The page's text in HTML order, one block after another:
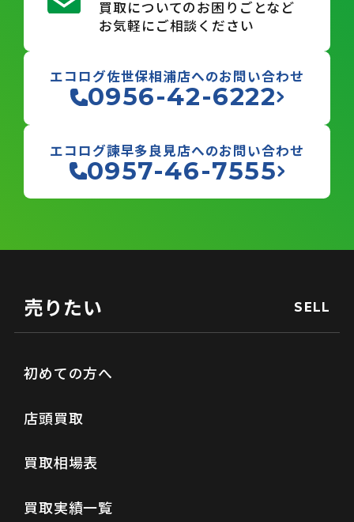
買取についてのお困りごとなど
お気軽にご相談ください
エコログ佐世保相浦店へのお問い合わせ
0956-42-6222
エコログ諫早多良見店へのお問い合わせ
0957-46-7555
売りたい SELL
初めての方へ
店頭買取
買取相場表
買取実績一覧